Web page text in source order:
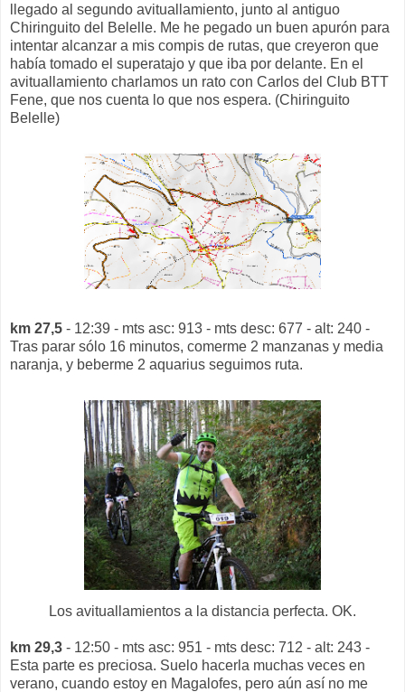
llegado al segundo avituallamiento, junto al antiguo
Chiringuito del Belelle. Me he pegado un buen apurón para
intentar alcanzar a mis compis de rutas, que creyeron que
había tomado el superatajo y que iba por delante. En el
avituallamiento charlamos un rato con Carlos del Club BTT
Fene, que nos cuenta lo que nos espera. (Chiringuito
Belelle)
km 27,5 - 12:39 - mts asc: 913 - mts desc: 677 - alt: 240 -
Tras parar sólo 16 minutos, comerme 2 manzanas y media
naranja, y beberme 2 aquarius seguimos ruta.
Los avituallamientos a la distancia perfecta. OK.
km 29,3 - 12:50 - mts asc: 951 - mts desc: 712 - alt: 243 -
Esta parte es preciosa. Suelo hacerla muchas veces en
verano, cuando estoy en Magalofes, pero aún así no me